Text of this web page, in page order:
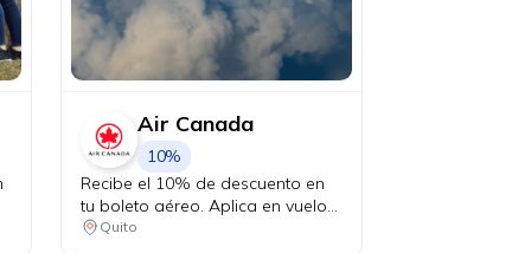
Air Canada
10%
Recibe el 10% de descuento en
tu boleto aéreo. Aplica en vuelos
desde Quito a Canadá y Estados
Quito